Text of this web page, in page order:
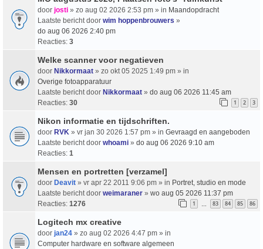
door josti » zo aug 02 2026 2:53 pm » in Maandopdracht
Laatste bericht door wim hoppenbrouwers »
do aug 06 2026 2:40 pm
Reacties: 3
Welke scanner voor negatieven
door Nikkormaat » zo okt 05 2025 1:49 pm » in
Overige fotoapparatuur
Laatste bericht door Nikkormaat » do aug 06 2026 11:45 am
Reacties: 30 1 2 3
Nikon informatie en tijdschriften.
door RVK » vr jan 30 2026 1:57 pm » in Gevraagd en aangeboden
Laatste bericht door whoami » do aug 06 2026 9:10 am
Reacties: 1
Mensen en portretten [verzamel]
door Deavit » vr apr 22 2011 9:06 pm » in Portret, studio en mode
Laatste bericht door weimaraner » wo aug 05 2026 11:37 pm
Reacties: 1276 1 … 83 84 85 86
Logitech mx creative
door jan24 » zo aug 02 2026 4:47 pm » in
Computer hardware en software algemeen